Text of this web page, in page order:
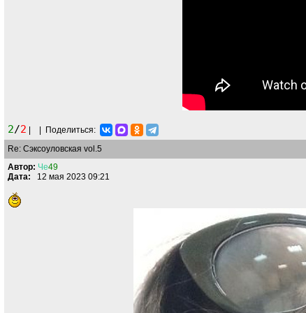
2/2
Поделиться:
Re: Сэксоуловская vol.5
Автор: Че49
Дата: 12 мая 2023 09:21